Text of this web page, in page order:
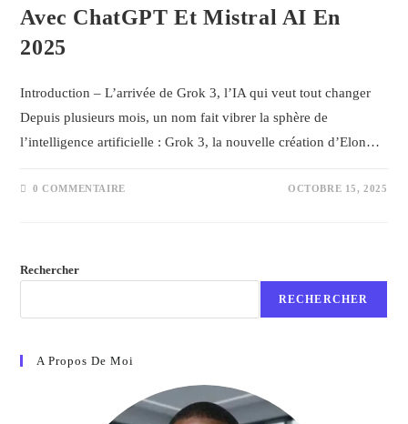
Avec ChatGPT Et Mistral AI En
2025
Introduction – L’arrivée de Grok 3, l’IA qui veut tout changer
Depuis plusieurs mois, un nom fait vibrer la sphère de
l’intelligence artificielle : Grok 3, la nouvelle création d’Elon…
0 COMMENTAIRE OCTOBRE 15, 2025
Rechercher
RECHERCHER
A Propos De Moi